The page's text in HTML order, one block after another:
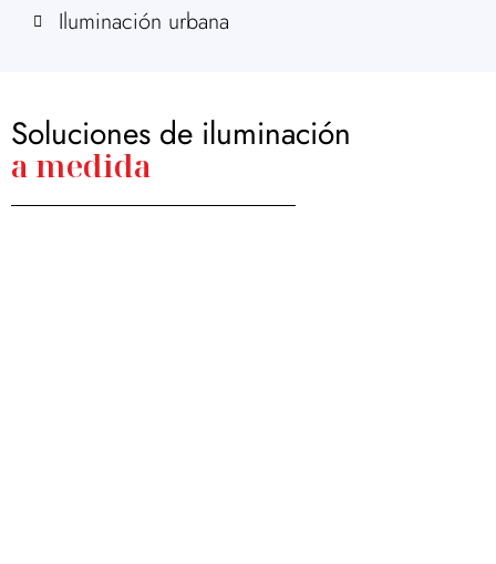
Iluminación urbana
Soluciones de iluminación
a medida